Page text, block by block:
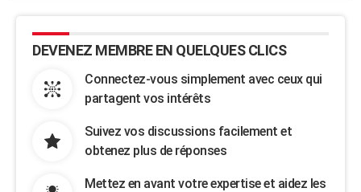
DEVENEZ MEMBRE EN QUELQUES CLICS
Connectez-vous simplement avec ceux qui
partagent vos intérêts
Suivez vos discussions facilement et
obtenez plus de réponses
Mettez en avant votre expertise et aidez les